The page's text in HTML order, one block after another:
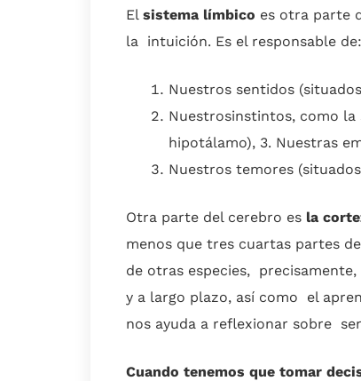
El sistema límbico es otra parte
la intuición. Es el responsable de:
Nuestros sentidos
Nuestrosinstintos, como la
hipotálamo), 3. Nuestras
Nuestros temores
Otra parte del cerebro es la
menos que tres cuartas partes
de otras especies,
y a largo plazo, así como el
nos ayuda a reflexionar sobre
Cuando tenemos que tomar